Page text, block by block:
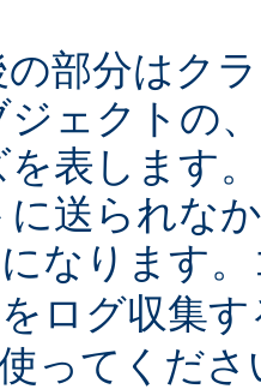
の部分はク
ェクトの
を表します
に送られな
なります
ログ収集
ってくださ